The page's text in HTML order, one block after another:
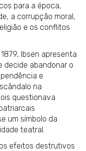
para a época,
a corrupção moral,
e os conflitos
Ibsen apresenta
decide abandonar o
e
na
questionava
um símbolo da
teatral.
efeitos destrutivos